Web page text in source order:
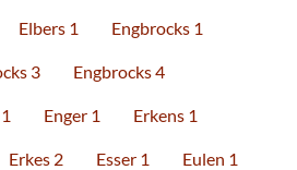
Elbers 1 Engbrocks 1
3 Engbrocks 4
Enger 1 Erkens 1
Erkes 2 Esser 1 Eulen 1